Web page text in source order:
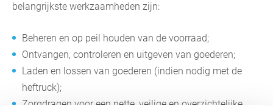
belangrijkste werkzaamheden zijn:
Beheren en op peil houden van de voorraad;
Ontvangen, controleren en uitgeven van goederen;
Laden en lossen van goederen (indien nodig met de
heftruck);